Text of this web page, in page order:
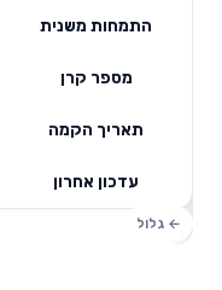
התמחות משנית
מספר קרן
תאריך הקמה
עדכון אחרון